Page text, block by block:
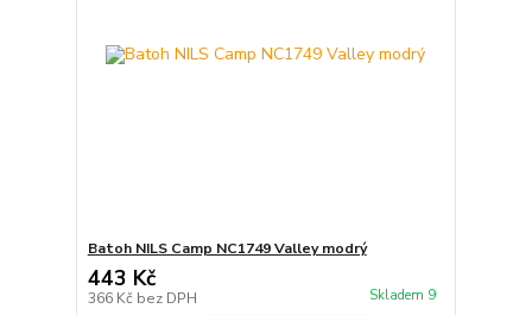
Batoh NILS Camp NC1749 Valley modrý
443 Kč
366 Kč bez DPH Skladem 9